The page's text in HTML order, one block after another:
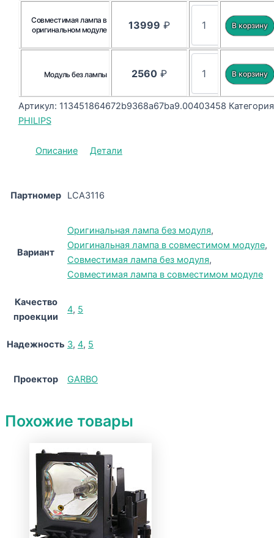
Совместимая лампа в
оригинальном модуле
13999 ₽
Модуль без лампы 2560₽
Артикул: 113451864672b9368a67ba9.00403458
PHILIPS
Описание Детали
Партномер LCA3116
Вариант
Оригинальная лампа без модуля,
Оригинальная лампа в совместимом модуле,
Совместимая лампа без модуля,
Совместимая лампа в совместимом модуле
Качество
проекции
4, 5
Надежность 3, 4, 5
Проектор GARBO
Похожие товары